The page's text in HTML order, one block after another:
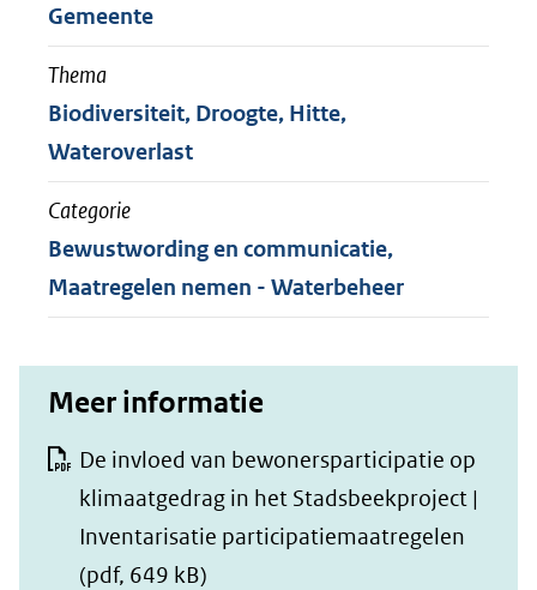
Gemeente
Thema
Biodiversiteit, Droogte, Hitte,
Wateroverlast
Categorie
Bewustwording en communicatie,
Maatregelen nemen - Waterbeheer
Meer informatie
De invloed van bewonersparticipatie op
klimaatgedrag in het Stadsbeekproject |
Inventarisatie participatiemaatregelen
(pdf, 649 kB)